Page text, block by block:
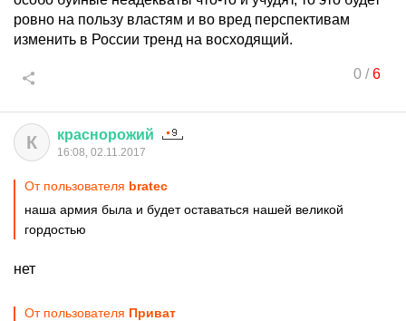
ровно на пользу властям и во вред перспективам
изменить в России тренд на восходящий.
0/6
К краснорожий
16:08, 02.11.2017
От пользователя bratec
наша армия была и будет оставаться нашей великой
гордостью
нет
От пользователя Приват